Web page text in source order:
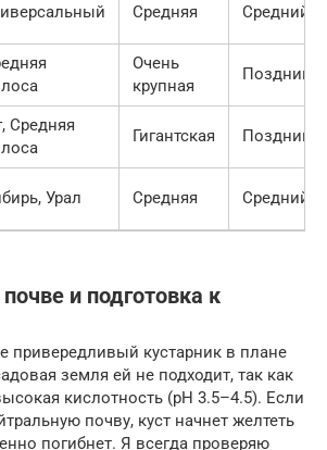
Средняя Средний
Очень
крупная
Поздний
Средняя
Гигантская Поздний
Урал Средняя Средний
и подготовка к
привередливый кустарник в плане
земля ей не подходит, так как
кислотность (pH 3.5–4.5). Если
почву, куст начнет желтеть
погибнет. Я всегда проверяю